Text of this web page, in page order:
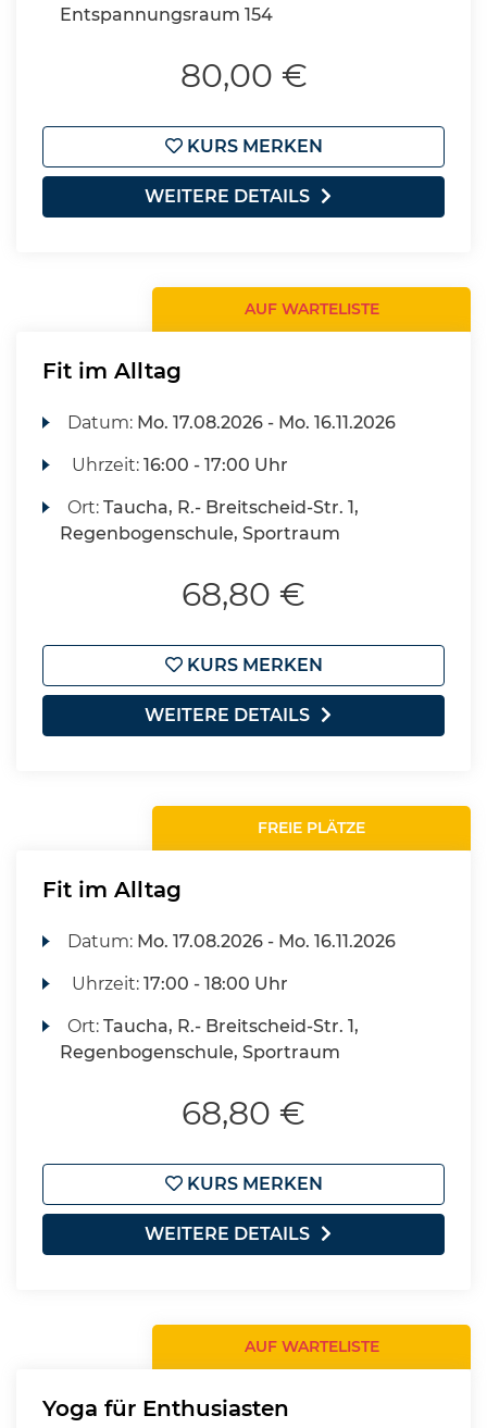
Entspannungsraum 154
80,00 €
KURS MERKEN
WEITERE DETAILS
AUF WARTELISTE
Fit im Alltag
Datum: Mo. 17.08.2026 - Mo. 16.11.2026
Uhrzeit:16:00 - 17:00 Uhr
Ort:Taucha, R.- Breitscheid-Str. 1,
Regenbogenschule, Sportraum
68,80 €
KURS MERKEN
WEITERE DETAILS
FREIE PLÄTZE
Fit im Alltag
Datum: Mo. 17.08.2026 - Mo. 16.11.2026
Uhrzeit:17:00 - 18:00 Uhr
Ort:Taucha, R.- Breitscheid-Str. 1,
Regenbogenschule, Sportraum
68,80 €
KURS MERKEN
WEITERE DETAILS
AUF WARTELISTE
Yoga für Enthusiasten